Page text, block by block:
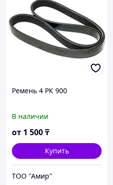
Ремень 4 РК 900
В наличии
от 1 500₸
Купить
ТОО "Амир"